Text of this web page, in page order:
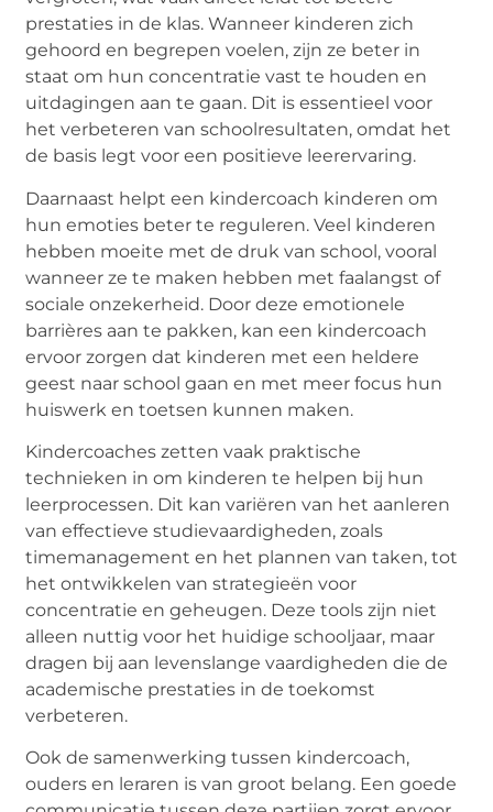
prestaties in de klas. Wanneer kinderen zich
gehoord en begrepen voelen, zijn ze beter in
staat om hun concentratie vast te houden en
uitdagingen aan te gaan. Dit is essentieel voor
het verbeteren van schoolresultaten, omdat het
de basis legt voor een positieve leerervaring.
Daarnaast helpt een kindercoach kinderen om
hun emoties beter te reguleren. Veel kinderen
hebben moeite met de druk van school, vooral
wanneer ze te maken hebben met faalangst of
sociale onzekerheid. Door deze emotionele
barrières aan te pakken, kan een kindercoach
ervoor zorgen dat kinderen met een heldere
geest naar school gaan en met meer focus hun
huiswerk en toetsen kunnen maken.
Kindercoaches zetten vaak praktische
technieken in om kinderen te helpen bij hun
leerprocessen. Dit kan variëren van het aanleren
van effectieve studievaardigheden, zoals
timemanagement en het plannen van taken, tot
het ontwikkelen van strategieën voor
concentratie en geheugen. Deze tools zijn niet
alleen nuttig voor het huidige schooljaar, maar
dragen bij aan levenslange vaardigheden die de
academische prestaties in de toekomst
verbeteren.
Ook de samenwerking tussen kindercoach,
ouders en leraren is van groot belang. Een goede